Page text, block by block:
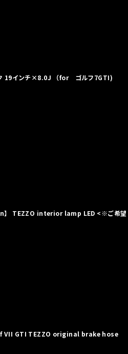
ク 19インチ×8.0J （for ゴルフ7GTI)
】 TEZZO interior lamp LED <※ご希望
VII GTI TEZZO original brake hose